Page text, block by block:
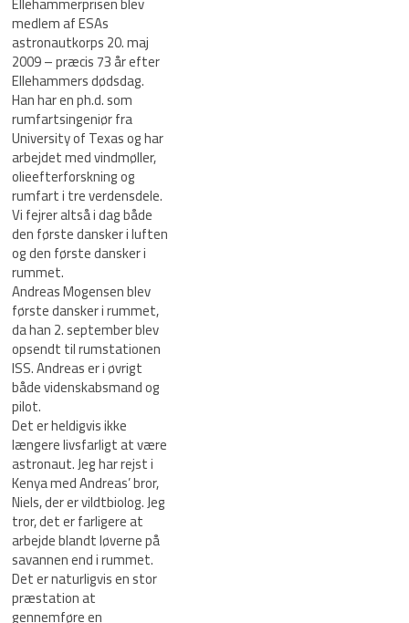
medlem af ESAs
astronautkorps 20. maj
2009 – præcis 73 år efter
Ellehammers dødsdag.
Han har en ph.d. som
rumfartsingeniør fra
University of Texas og har
arbejdet med vindmøller,
olieefterforskning og
rumfart i tre verdensdele.
Vi fejrer altså i dag både
den første dansker i luften
og den første dansker i
rummet.
Andreas Mogensen blev
første dansker i rummet,
da han 2. september blev
opsendt til rumstationen
ISS. Andreas er i øvrigt
både videnskabsmand og
pilot.
Det er heldigvis ikke
længere livsfarligt at være
astronaut. Jeg har rejst i
Kenya med Andreas’ bror,
Niels, der er vildtbiolog. Jeg
tror, det er farligere at
arbejde blandt løverne på
savannen end i rummet.
Det er naturligvis en stor
præstation at
gennemføre en